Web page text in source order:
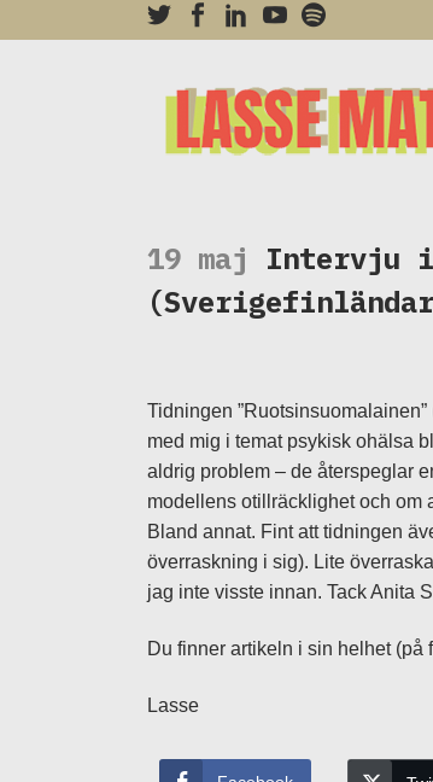
19 maj Intervju i
Tidningen
med mig i temat psykisk ohälsa
aldrig problem – de återspeglar
modellens otillräcklighet och om
Bland annat. Fint att tidningen
överraskning i sig). Lite
jag inte visste innan. Tack Anita
Du finner artikeln i sin helhet (på
Lasse